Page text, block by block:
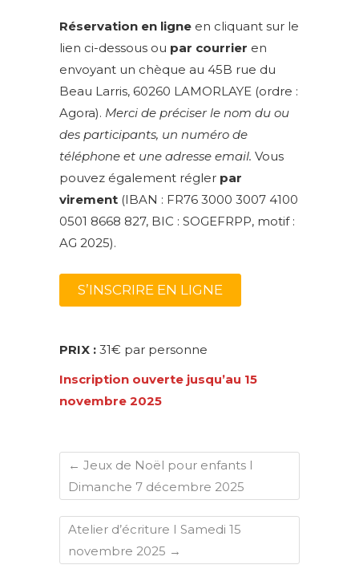
Réservation en ligne en cliquant sur le
lien ci-dessous ou par courrier en
envoyant un chèque au 45B rue du
Beau Larris, 60260 LAMORLAYE (ordre :
Agora). Merci de préciser le nom du ou
des participants, un numéro de
téléphone et une adresse email. Vous
pouvez également régler par
virement (IBAN : FR76 3000 3007 4100
0501 8668 827, BIC : SOGEFRPP, motif :
AG 2025).
S’INSCRIRE EN LIGNE
PRIX : 31€ par personne
Inscription ouverte jusqu’au 15
novembre 2025
← Jeux de Noël pour enfants I
Dimanche 7 décembre 2025
Atelier d’écriture I Samedi 15
novembre 2025 →